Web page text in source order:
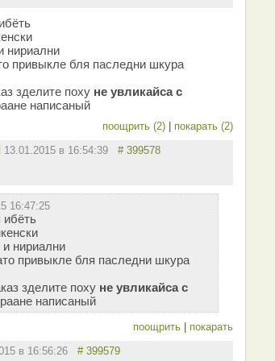
нириални
привыкле бля паследни шкура
зделите поху не увликайса с
написаный
поощрить (2) покарать (2)
13.01.2015 в 16:54:39 # 399578
16:47:25
ибёть
и нириални
привыкле бля паследни шкура
зделите поху не увликайса с
написаный
поощрить
покарать
в 16:56:26 # 399579